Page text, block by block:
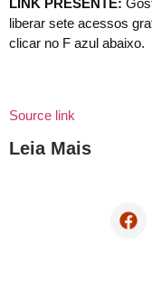
LINK PRESENTE:
liberar sete acessos
clicar no F azul abaixo.
Source link
Leia Mais